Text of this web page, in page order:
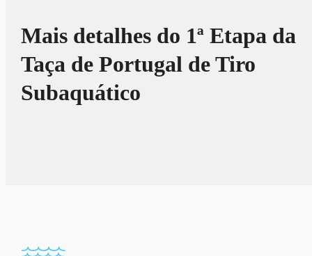
Mais detalhes do 1ª Etapa da
Taça de Portugal de Tiro
Subaquático